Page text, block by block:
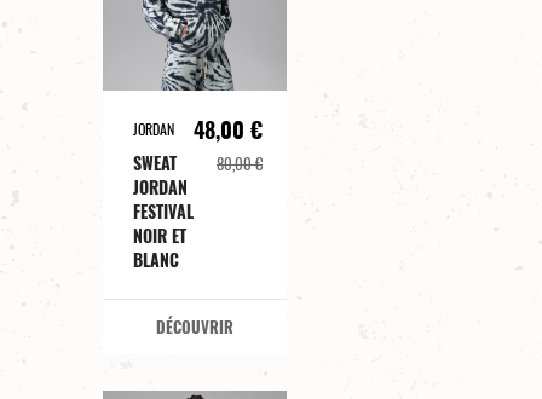
JORDAN
SWEAT
JORDAN
FESTIVAL
NOIR ET
BLANC
48,00 €
80,00 €
DÉCOUVRIR